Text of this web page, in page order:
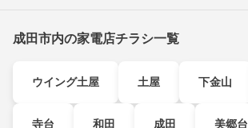
成田市内の家電店チラシ一覧
ウイング土屋 土屋 下金山
寺台 和田 成田 美郷台